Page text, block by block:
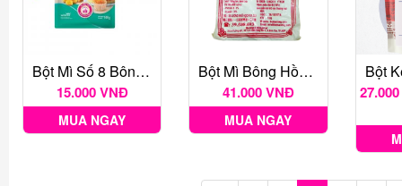
Bột Mì Số 8 Bông Lan Meizan Gold 500G
15.000 VNĐ
MUA NGAY
Bột Mì Bông Hồng Đỏ Sanh Ký 1 Kg
41.000 VNĐ
MUA NGAY